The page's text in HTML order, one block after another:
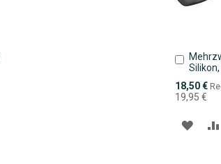
Sonderpreis
18,50 €
19,95 €
In
den
ZUR